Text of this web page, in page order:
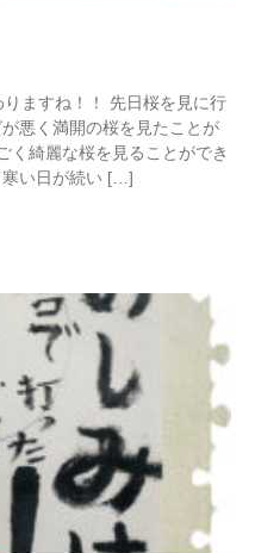
ますね！！ 先日桜を見に行
悪く満開の桜を見たことが
く綺麗な桜を見ることができ
寒い日が続い […]